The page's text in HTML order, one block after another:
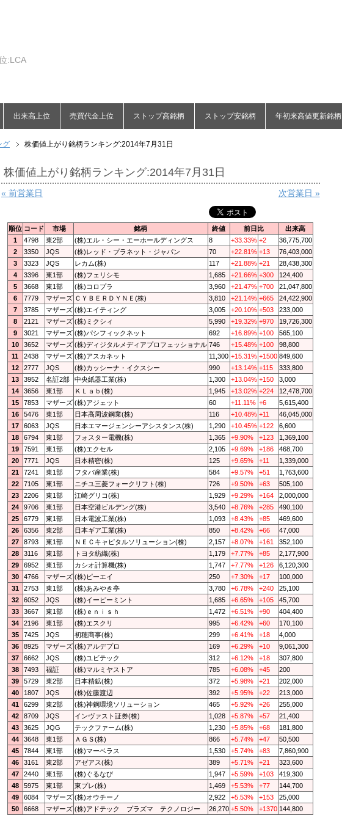
:LCA
出来高上位 売買代金上位 ストップ高銘柄 ストップ安銘柄 年初来高値更新銘柄
グ 株価値上がり銘柄ランキング:2014年7月31日
株価値上がり銘柄ランキング:2014年7月31日
« 前営業日 次営業日 »
順位 コード 市場 銘柄 終値 前日比
出来高
1
4798 東2部 (株)エル・シー・エーホールディングス 8 +33.33% +2
36,775,700
2
3350 JQS (株)レッド・プラネット・ジャパン 70 +22.81% +13
76,403,000
3
3323 JQS レカム(株) 117 +21.88% +21
28,438,300
4
3396 東1部 (株)フェリシモ 1,685 +21.66% +300
124,400
5
3668 東1部 (株)コロプラ 3,960 +21.47% +700
21,047,800
6
7779 マザーズ ＣＹＢＥＲＤＹＮＥ(株) 3,810 +21.14% +665
24,422,900
7
3785 マザーズ (株)エイティング 3,005 +20.10% +503
233,000
8
2121 マザーズ (株)ミクシィ 5,990 +19.32% +970
19,726,300
9
3021 マザーズ (株)パシフィックネット 692 +16.89% +100
565,100
10
3652 マザーズ (株)ディジタルメディアプロフェッショナル 746 +15.48% +100
98,800
11
2438 マザーズ (株)アスカネット 11,300 +15.31% +1500 849,600
12
2777 JQS (株)カッシーナ・イクスシー 990 +13.14% +115
333,800
13
3952 名証2部 中央紙器工業(株) 1,300 +13.04% +150
3,000
14
3656 東1部 ＫＬａｂ(株) 1,945 +13.02% +224
12,478,700
15
7853 マザーズ (株)アジェット 60 +11.11% +6
5,615,400
16
5476 東1部 日本高周波鋼業(株) 116 +10.48% +11
46,045,000
17
6063 JQS 日本エマージェンシーアシスタンス(株) 1,290 +10.45% +122
6,600
18
6794 東1部 フォスター電機(株) 1,365 +9.90% +123
1,369,100
19
7591 東1部 (株)エクセル 2,105 +9.69% +186
468,700
20
7771 JQS 日本精密(株) 125 +9.65% +11
1,339,000
21
7241 東1部 フタバ産業(株) 584 +9.57% +51
1,763,600
22
7105 東1部 ニチユ三菱フォークリフト(株) 726 +9.50% +63
505,100
23
2206 東1部 江崎グリコ(株) 1,929 +9.29% +164
2,000,000
24
9706 東1部 日本空港ビルデング(株) 3,540 +8.76% +285
490,100
25
6779 東1部 日本電波工業(株) 1,093 +8.43% +85
469,600
26
6356 東2部 日本ギア工業(株) 850 +8.42% +66
47,000
27
8793 東1部 ＮＥＣキャピタルソリューション(株) 2,157 +8.07% +161
352,100
28
3116 東1部 トヨタ紡織(株) 1,179 +7.77% +85
2,177,900
29
6952 東1部 カシオ計算機(株) 1,747 +7.77% +126
6,120,300
30
4766 マザーズ (株)ピーエイ 250 +7.30% +17
100,000
31
2753 東1部 (株)あみやき亭 3,780 +6.78% +240
25,100
32
6052 JQS (株)イーピーミント 1,685 +6.65% +105
45,700
33
3667 東1部 (株)ｅｎｉｓｈ 1,472 +6.51% +90
404,400
34
2196 東1部 (株)エスクリ 995 +6.42% +60
170,100
35
7425 JQS 初穂商事(株) 299 +6.41% +18
4,000
36
8925 マザーズ (株)アルデプロ 169 +6.29% +10
9,061,300
37
6662 JQS (株)ユビテック 312 +6.12% +18
307,800
38
7493 福証 (株)マルミヤストア 785 +6.08% +45
200
39
5729 東2部 日本精鉱(株) 372 +5.98% +21
202,000
40
1807 JQS (株)佐藤渡辺 392 +5.95% +22
213,000
41
6299 東2部 (株)神鋼環境ソリューション 465 +5.92% +26
255,000
42
8709 JQS インヴァスト証券(株) 1,028 +5.87% +57
21,400
43
3625 JQG テックファーム(株) 1,230 +5.85% +68
181,800
44
3648 東1部 ＡＧＳ(株) 866 +5.74% +47
50,500
45
7844 東1部 (株)マーベラス 1,530 +5.74% +83
7,860,900
46
3161 東2部 アゼアス(株) 389 +5.71% +21
323,600
47
2440 東1部 (株)ぐるなび 1,947 +5.59% +103
419,300
48
5975 東1部 東プレ(株) 1,469 +5.53% +77
144,700
49
6084 マザーズ (株)オウチーノ 2,922 +5.53% +153
25,000
50
6668 マザーズ (株)アドテック プラズマ テクノロジー 26,270 +5.50% +1370 144,800